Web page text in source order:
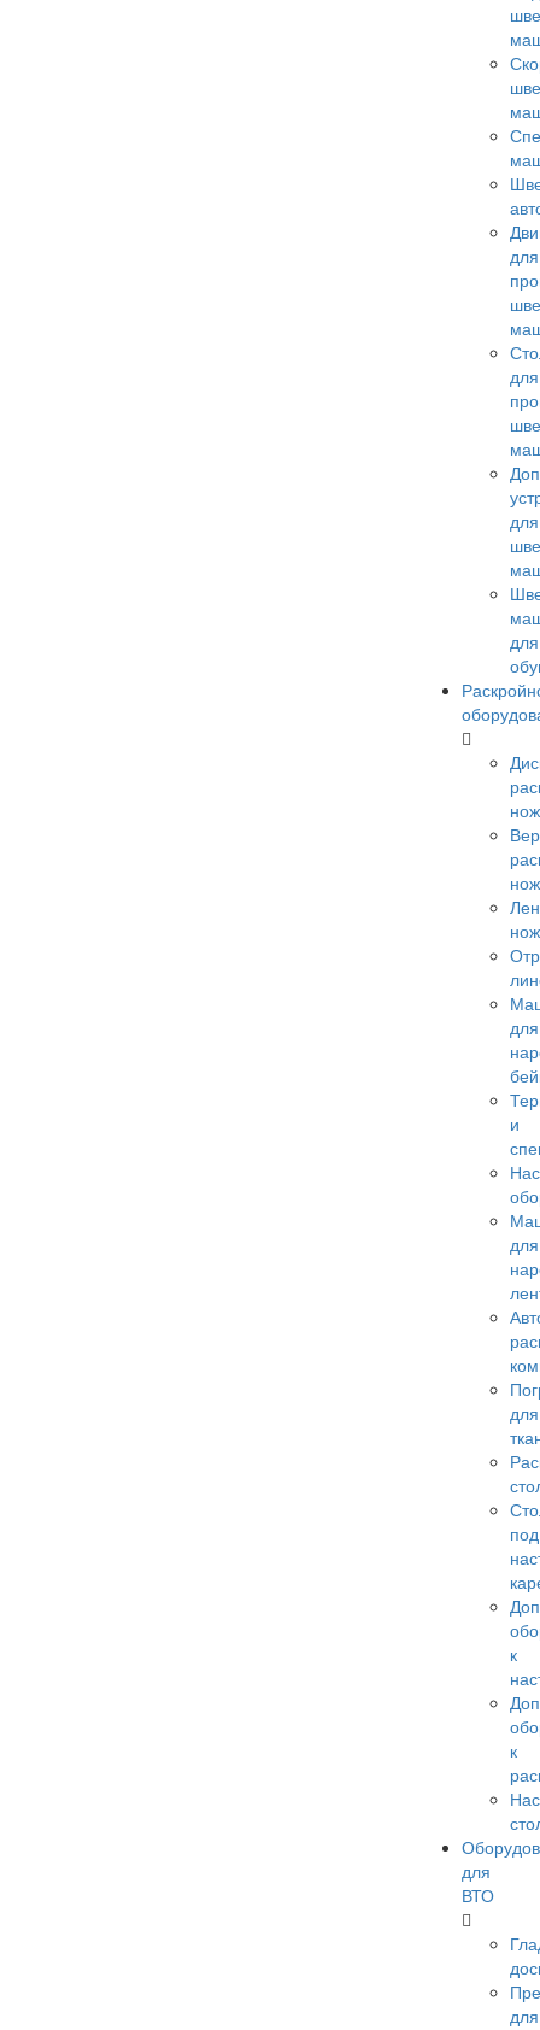
для
для
для
для
для
и
для
для
под
к
к
для
ВТО
для